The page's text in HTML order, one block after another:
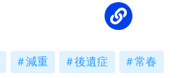
減重 後遺症 常春